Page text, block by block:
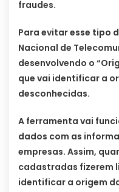
fraudes.
Para evitar esse tipo
Nacional de
desenvolvendo o
que vai identificar a
desconhecidas.
A ferramenta vai
dados com as
empresas. Assim,
cadastradas fizerem
identificar a origem